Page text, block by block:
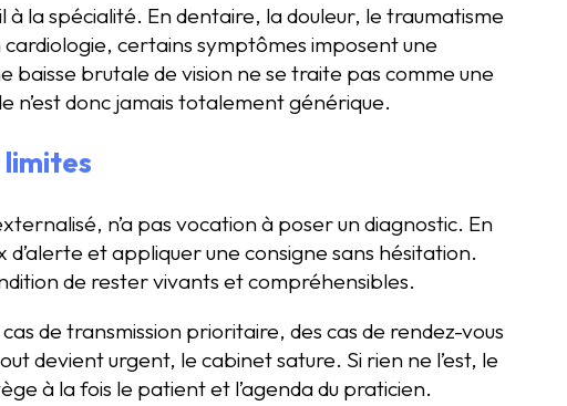
la spécialité. En dentaire, la douleur, le traumatisme
certains symptômes imposent une
brutale de vision ne se traite pas comme une
n’est donc jamais totalement générique.
limites
n’a pas vocation à poser un diagnostic. En
et appliquer une consigne sans hésitation.
de rester vivants et compréhensibles.
de transmission prioritaire, des cas de rendez-vous
devient urgent, le cabinet sature. Si rien ne l’est, le
à la fois le patient et l’agenda du praticien.